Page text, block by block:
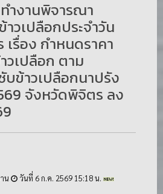
ำงานพิจารณา
วเปลือกประจำวัน
รื่อง กำหนดราคา
วเปลือก ตาม
บข้าวเปลือกนาปรัง
จังหวัดพิจิตร ลง
น วันที่ 6 ก.ค. 2569 15:18 น.